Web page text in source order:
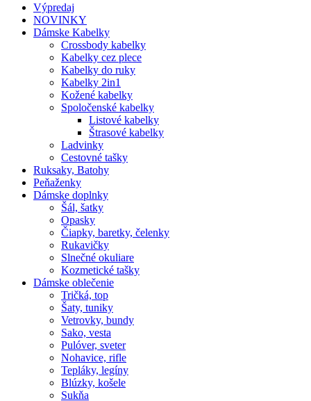
Výpredaj
NOVINKY
Dámske Kabelky
Crossbody kabelky
Kabelky cez plece
Kabelky do ruky
Kabelky 2in1
Kožené kabelky
Spoločenské kabelky
Listové kabelky
Štrasové kabelky
Ladvinky
Cestovné tašky
Ruksaky, Batohy
Peňaženky
Dámske doplnky
Šál, šatky
Opasky
Čiapky, baretky, čelenky
Rukavičky
Slnečné okuliare
Kozmetické tašky
Dámske oblečenie
Tričká, top
Šaty, tuniky
Vetrovky, bundy
Sako, vesta
Pulóver, sveter
Nohavice, rifle
Tepláky, legíny
Blúzky, košele
Sukňa